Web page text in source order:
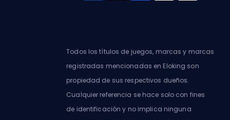
Todos los títulos de juegos, marcas y marcas
registradas mencionadas en Eloking son
propiedad de sus respectivos dueños.
Cualquier referencia se hace solo con fines
de identificación y no implica ninguna